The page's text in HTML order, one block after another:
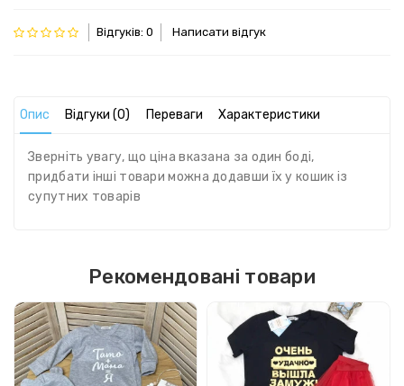
Відгуків: 0 Написати відгук
Опис Відгуки (0) Переваги Характеристики
Зверніть увагу, що ціна вказана за один боді,
придбати інші товари можна додавши їх у кошик із
супутних товарів
Рекомендовані товари